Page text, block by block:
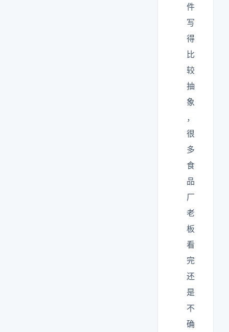
件
写
得
比
较
抽
象
，
很
多
食
品
厂
老
板
看
完
还
是
不
确